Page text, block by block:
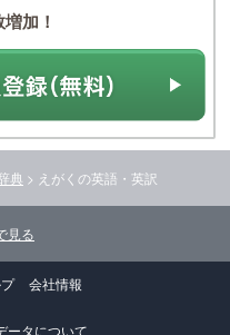
加！
典 > えがく の英語・英訳
見る
会社情報
ータについて